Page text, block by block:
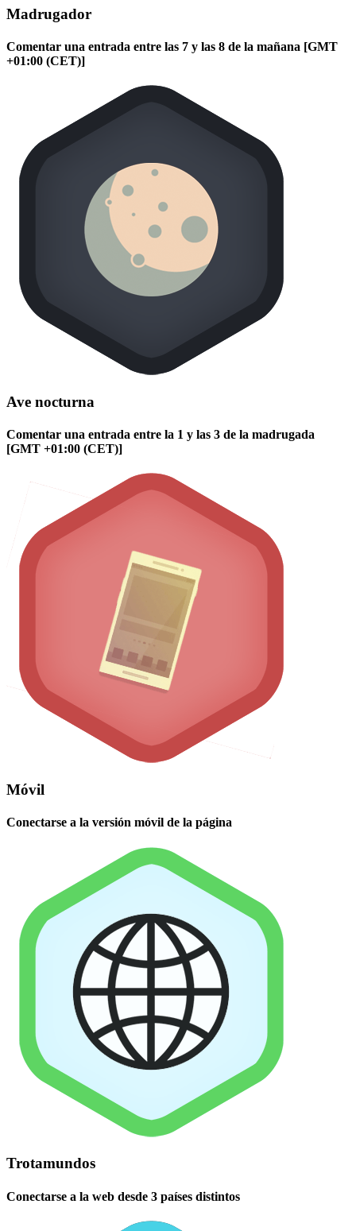
Madrugador
Comentar una entrada entre las 7 y las 8 de la mañana [GMT
+01:00 (CET)]
Ave nocturna
Comentar una entrada entre la 1 y las 3 de la madrugada
[GMT +01:00 (CET)]
Móvil
Conectarse a la versión móvil de la página
Trotamundos
Conectarse a la web desde 3 países distintos